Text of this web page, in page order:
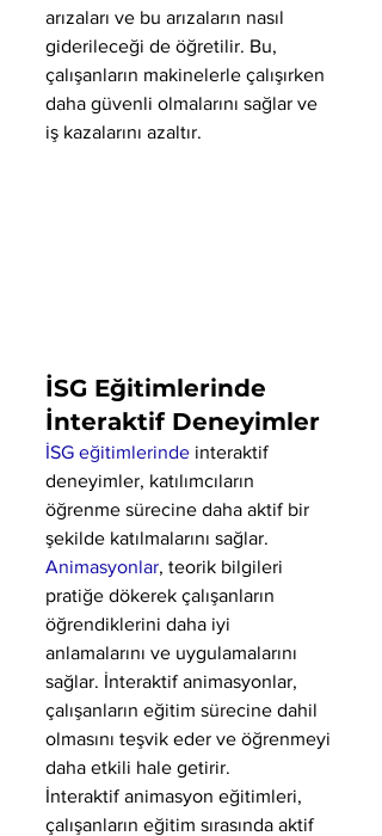
arızaları ve bu arızaların nasıl
giderileceği de öğretilir. Bu,
çalışanların makinelerle çalışırken
daha güvenli olmalarını sağlar ve
iş kazalarını azaltır.
İSG Eğitimlerinde
İnteraktif Deneyimler
İSG eğitimlerinde interaktif
deneyimler, katılımcıların
öğrenme sürecine daha aktif bir
şekilde katılmalarını sağlar.
Animasyonlar, teorik bilgileri
pratiğe dökerek çalışanların
öğrendiklerini daha iyi
anlamalarını ve uygulamalarını
sağlar. İnteraktif animasyonlar,
çalışanların eğitim sürecine dahil
olmasını teşvik eder ve öğrenmeyi
daha etkili hale getirir.
İnteraktif animasyon eğitimleri,
çalışanların eğitim sırasında aktif